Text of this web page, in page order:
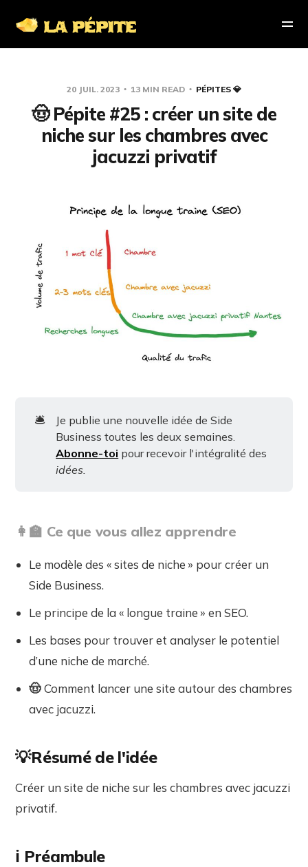
20 JUIL. 2023 13 MIN READ PÉPITES 💎
🤠 Pépite #25 : créer un site de
niche sur les chambres avec
jacuzzi privatif
🛎️
Je publie une nouvelle idée de Side
Business toutes les deux semaines.
Abonne-toi pour recevoir l'intégralité des
idées.
👩‍🏫 Ce que vous allez apprendre
Le modèle des « sites de niche » pour créer un
Side Business.
Le principe de la « longue traine » en SEO.
Les bases pour trouver et analyser le potentiel
d’une niche de marché.
🤠Comment lancer une site autour des chambres
avec jacuzzi.
💡Résumé de l'idée
Créer un site de niche sur les chambres avec jacuzzi
privatif.
ℹ️ Préambule